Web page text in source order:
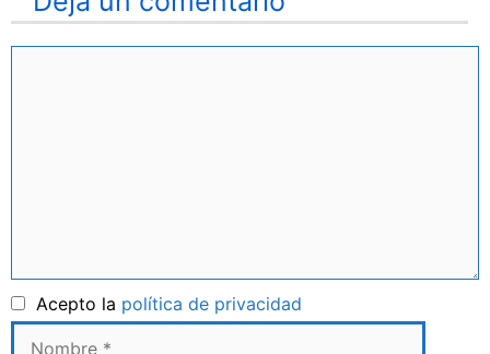
Acepto la política de privacidad